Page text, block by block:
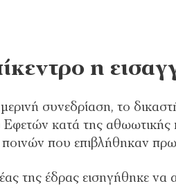
η
συνεδρίαση, το
Εφετών κατά της αθωωτικής
που επιβλήθηκαν
της έδρας εισηγήθηκε να